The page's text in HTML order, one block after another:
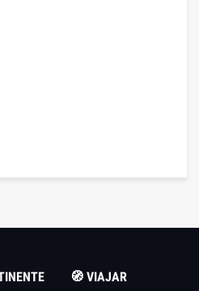
🧭 VIAJAR